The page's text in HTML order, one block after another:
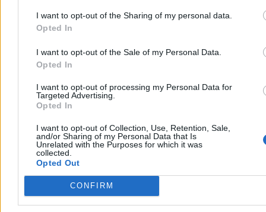
I want to opt-out of the Sharing of my personal data.
Opted In
I want to opt-out of the Sale of my Personal Data.
Opted In
I want to opt-out of processing my Personal Data for
Targeted Advertising.
Opted In
I want to opt-out of Collection, Use, Retention, Sale,
and/or Sharing of my Personal Data that Is
Unrelated with the Purposes for which it was
collected.
Opted Out
CONFIRM
Reklama
Reklama
Kraj